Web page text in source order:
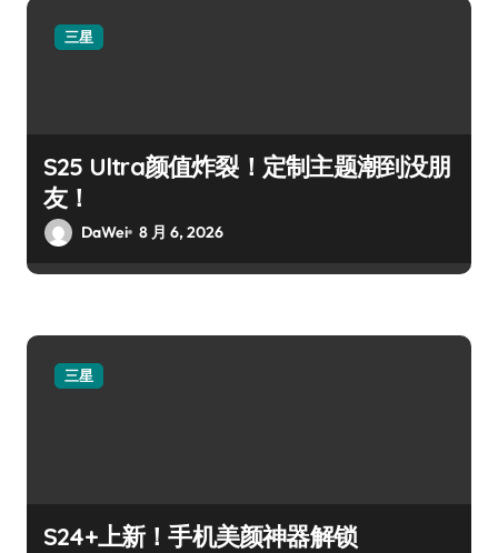
三星
S25 Ultra颜值炸裂！定制主题潮到没朋
友！
DaWei 8 月 6, 2026
三星
S24+上新！手机美颜神器解锁